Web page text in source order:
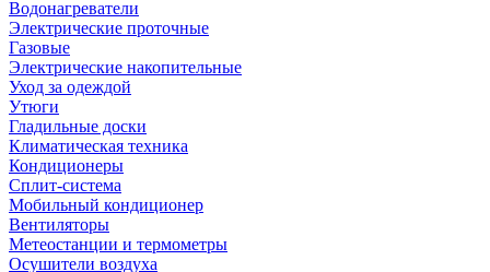
Водонагреватели
Электрические проточные
Газовые
Электрические накопительные
Уход за одеждой
Утюги
Гладильные доски
Климатическая техника
Кондиционеры
Сплит-система
Мобильный кондиционер
Вентиляторы
Метеостанции и термометры
Осушители воздуха